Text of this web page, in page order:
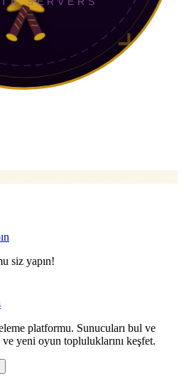
siz yapın!
platformu. Sunucuları bul ve
yeni oyun topluluklarını keşfet.